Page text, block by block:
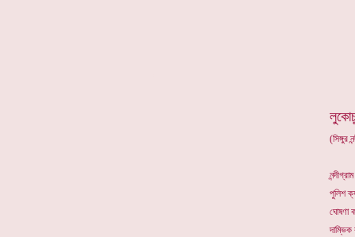
(সিঙ্গুর
পুলিশ
ঘোষণা
দাম্ভিক